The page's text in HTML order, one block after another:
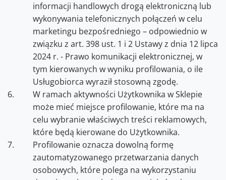
informacji handlowych drogą elektroniczną lub
wykonywania telefonicznych połączeń w celu
marketingu bezpośredniego – odpowiednio w
związku z art. 398 ust. 1 i 2 Ustawy z dnia 12 lipca
2024 r. - Prawo komunikacji elektronicznej, w
tym kierowanych w wyniku profilowania, o ile
Usługobiorca wyraził stosowną zgodę.
W ramach aktywności Użytkownika w Sklepie
może mieć miejsce profilowanie, które ma na
celu wybranie właściwych treści reklamowych,
które będą kierowane do Użytkownika.
Profilowanie oznacza dowolną formę
zautomatyzowanego przetwarzania danych
osobowych, które polega na wykorzystaniu